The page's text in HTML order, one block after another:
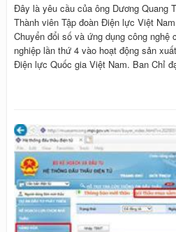
Đây là yêu cầu của ông Dương Quang
Thành viên Tập đoàn Điện lực Việt
Chuyển đổi số và ứng dụng công nghệ
nghiệp lần thứ 4 vào hoạt động sản
Điện lực Quốc gia Việt Nam. Ban Chỉ